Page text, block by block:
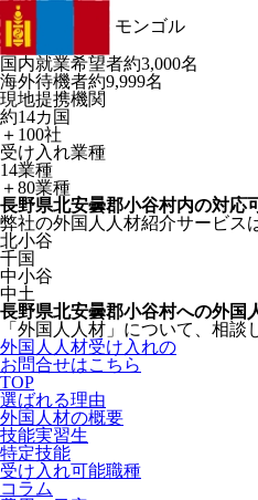
モンゴル
国内就業希望者約3,000名
海外待機者約9,999名
現地提携機関
約14カ国
＋100社
受け入れ業種
14業種
＋80業種
長野県北安曇郡小谷村内の対応
弊社の外国人人材紹介サービス
北小谷
千国
中小谷
中土
長野県北安曇郡小谷村への外国
「外国人人材」について、相
外国人人材受け入れの
お問合せはこちら
TOP
選ばれる理由
外国人材の概要
技能実習生
特定技能
受け入れ可能職種
コラム